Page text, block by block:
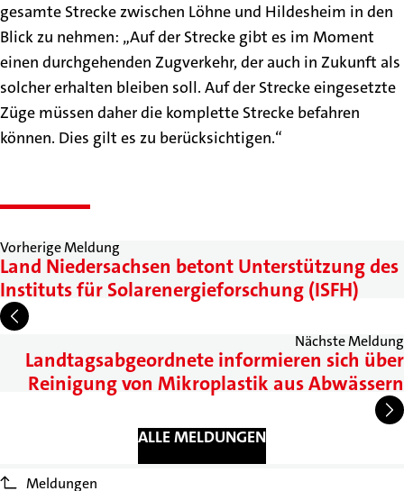
gesamte Strecke zwischen Löhne und Hildesheim in den
Blick zu nehmen: „Auf der Strecke gibt es im Moment
einen durchgehenden Zugverkehr, der auch in Zukunft als
solcher erhalten bleiben soll. Auf der Strecke eingesetzte
Züge müssen daher die komplette Strecke befahren
können. Dies gilt es zu berücksichtigen.“
Vorherige Meldung
Land Niedersachsen betont Unterstützung des
Instituts für Solarenergieforschung (ISFH)
Nächste Meldung
Landtagsabgeordnete informieren sich über
Reinigung von Mikroplastik aus Abwässern
ALLE MELDUNGEN
Meldungen